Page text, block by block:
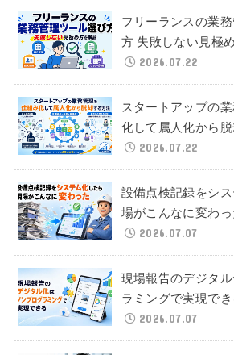
フリーランスの業
方 失敗しない見極
2026.07.22
スタートアップの
化して属人化から
2026.07.22
設備点検記録をシ
場がこんなに変わっ
2026.07.07
現場報告のデジタ
ラミングで実現でき
2026.07.07